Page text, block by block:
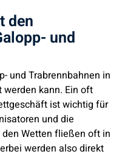
den
und
und Trabrennbahnen in
kann. Ein oft
ist wichtig für
und die
den Wetten fließen oft in
werden also direkt